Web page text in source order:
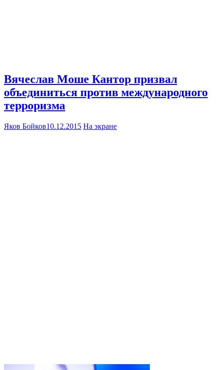
Вячеслав Моше Кантор призвал
объединиться против международного
терроризма
Яков Бойков10.12.2015 На экране